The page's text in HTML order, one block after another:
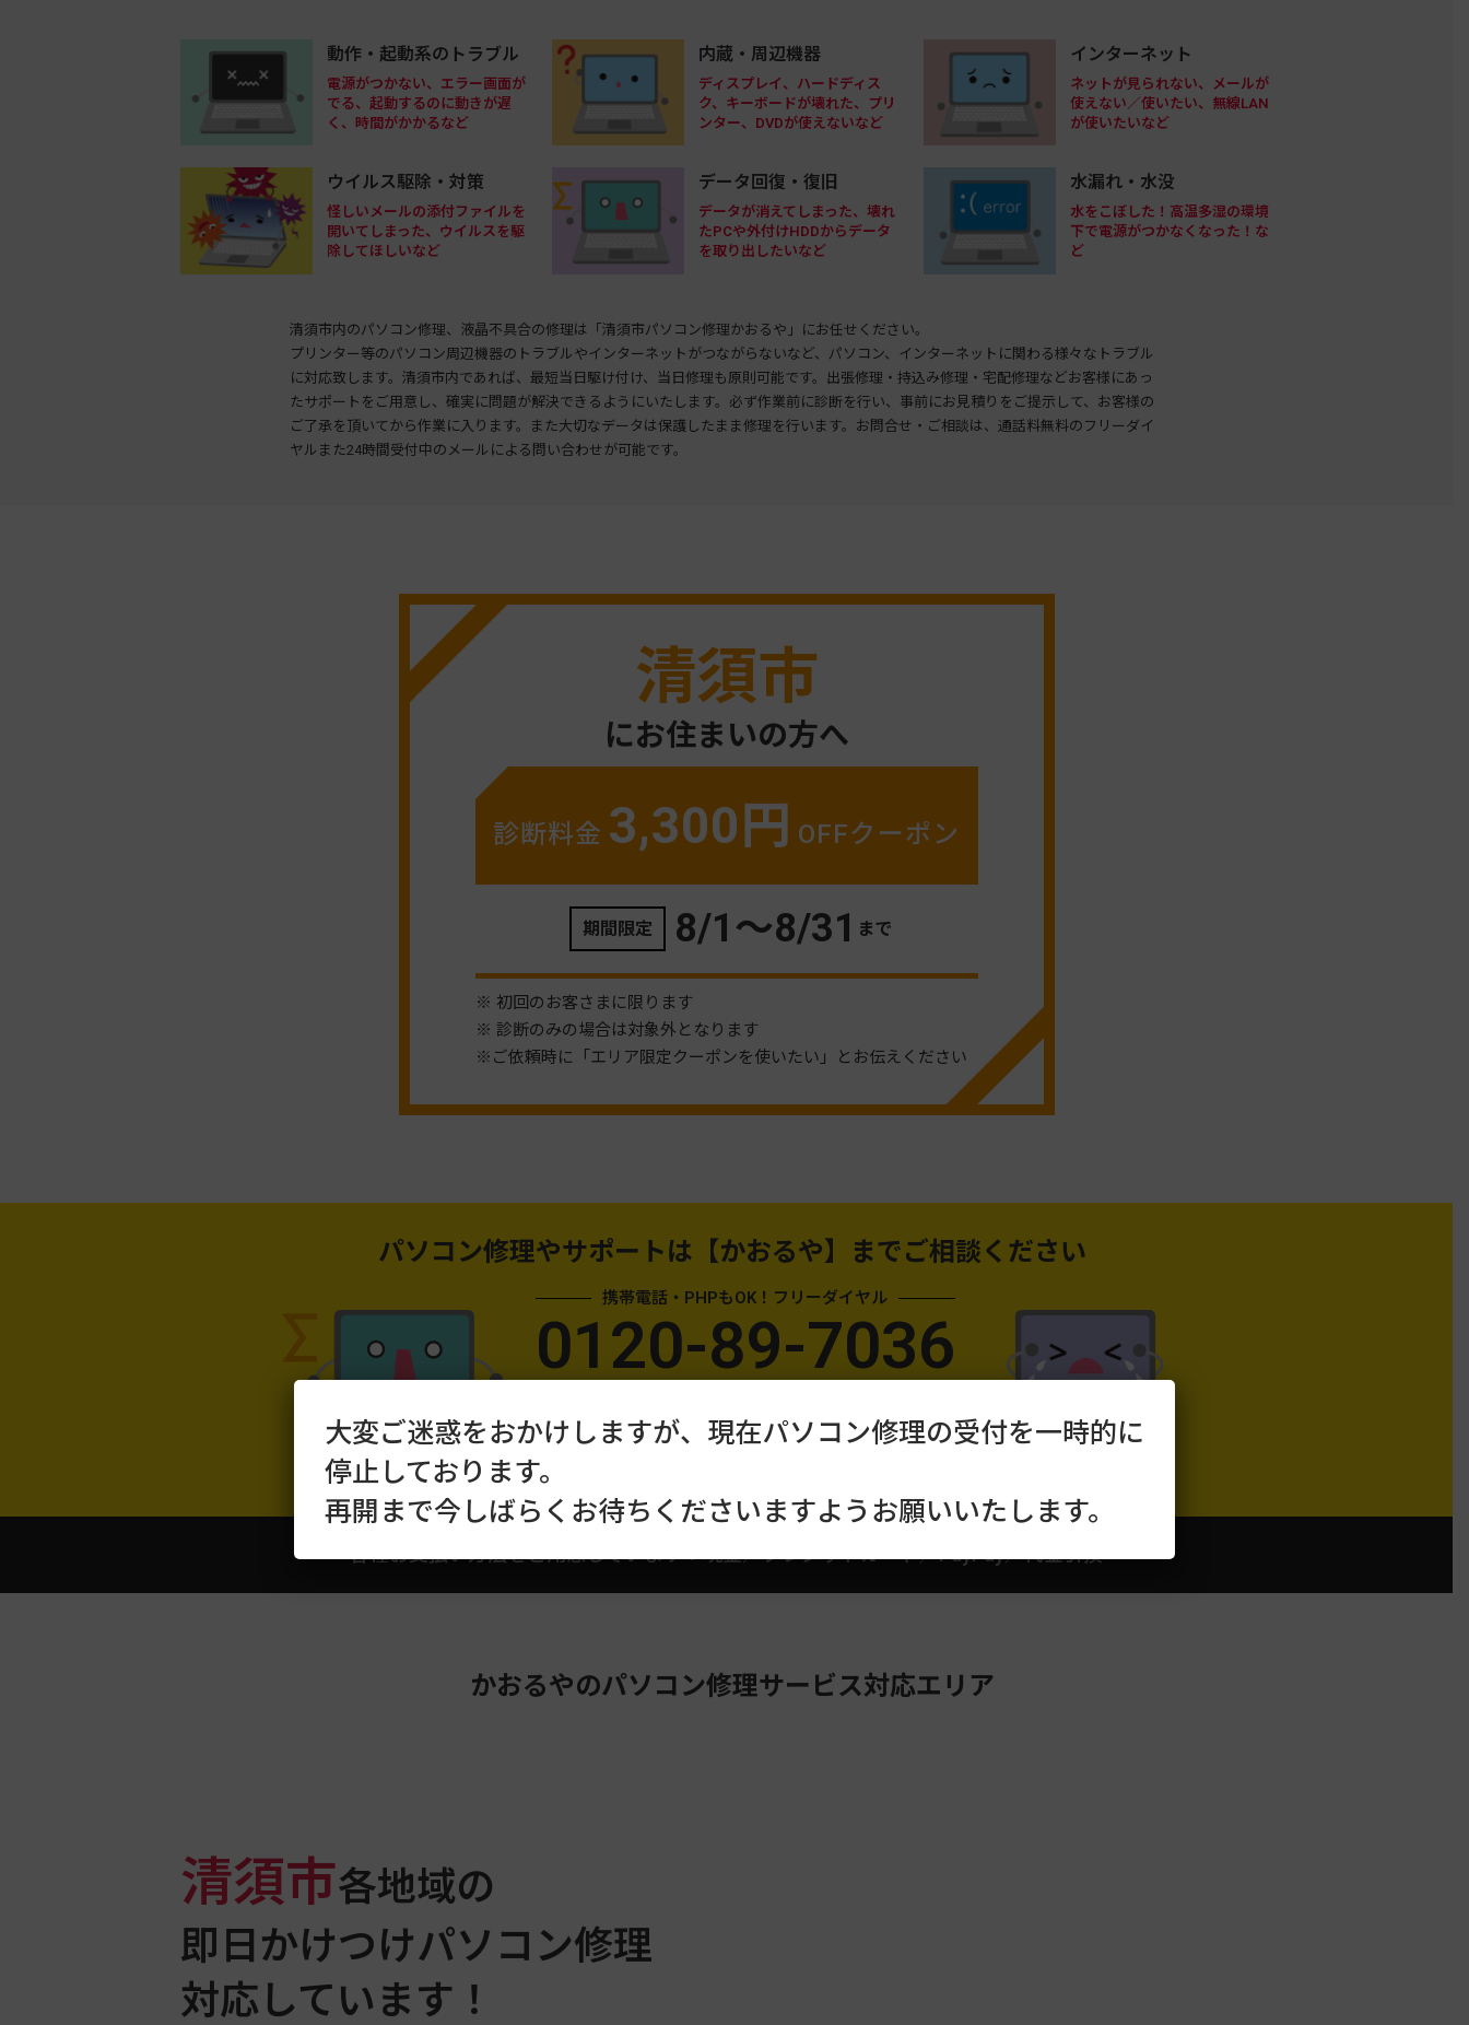
動作・起動系のトラブル
電源がつかない、エラー画面が
でる、起動するのに動きが遅
く、時間がかかるなど
内蔵・周辺機器
ディスプレイ、ハードディス
ク、キーボードが壊れた、プリ
ンター、DVDが使えないなど
インターネット
ネットが見られない、メールが
使えない／使いたい、無線LAN
が使いたいなど
ウイルス駆除・対策
怪しいメールの添付ファイルを
開いてしまった、ウイルスを駆
除してほしいなど
データ回復・復旧
データが消えてしまった、壊れ
たPCや外付けHDDからデータ
を取り出したいなど
水漏れ・水没
水をこぼした！高温多湿の環境
下で電源がつかなくなった！な
ど
清須市内のパソコン修理、液晶不具合の修理は「清須市パソコン修理かおるや」にお任せください。
プリンター等のパソコン周辺機器のトラブルやインターネットがつながらないなど、パソコン、インターネットに関わる様々なトラブル
に対応致します。清須市内であれば、最短当日駆け付け、当日修理も原則可能です。出張修理・持込み修理・宅配修理などお客様にあっ
たサポートをご用意し、確実に問題が解決できるようにいたします。必ず作業前に診断を行い、事前にお見積りをご提示して、お客様の
ご了承を頂いてから作業に入ります。また大切なデータは保護したまま修理を行います。お問合せ・ご相談は、通話料無料のフリーダイ
ヤルまた24時間受付中のメールによる問い合わせが可能です。
清須市
にお住まいの方へ
診断料金 3,300円 OFFクーポン
期間限定 8/1〜8/31 まで
※ 初回のお客さまに限ります
※ 診断のみの場合は対象外となります
※ご依頼時に「エリア限定クーポンを使いたい」とお伝えください
パソコン修理やサポートは 【かおるや】までご相談ください
携帯電話・PHPもOK！フリーダイヤル
0120-89-7036
24時間受付メール問い合わせはこちら
各種お支払い方法をご用意しています：現金／クレジットカード／PayPay／代金引換
かおるやのパソコン修理サービス対応エリア
清須市各地域の
即日かけつけパソコン修理
対応しています！
大変ご迷惑をおかけしますが、現在パソコン修理の受付を一時的に
停止しております。
再開まで今しばらくお待ちくださいますようお願いいたします。